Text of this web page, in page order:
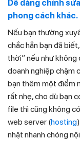
Dễ dàng chỉnh
phong cách khác.
Nếu bạn thường
chắc hẳn bạn đã
thời” nếu như
doanh nghiệp chậm
bạn thêm một điểm
rất nhẹ, cho dù bạn
file thì cũng không
web server (hosting
nhật nhanh chóng